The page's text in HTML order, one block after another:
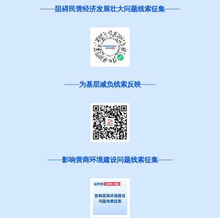
阻碍民营经济发展壮大问题线索征集
为基层减负线索反映
影响营商环境建设问题线索征集